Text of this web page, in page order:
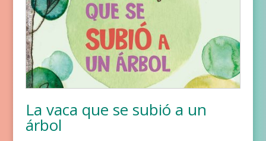
La vaca que se subió a un
árbol